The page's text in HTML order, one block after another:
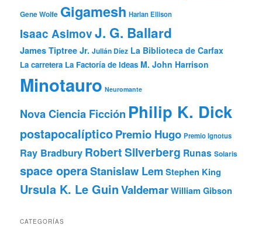
Gene Wolfe Gigamesh Harlan Ellison
Isaac AsimovJ. G. Ballard
James Tiptree Jr. Julián Díez La Biblioteca de Carfax
La carretera La Factoría de Ideas M. John Harrison
Minotauro Neuromante
Nova Ciencia Ficción Philip K. Dick
postapocalípticoPremio Hugo Premio Ignotus
Ray Bradbury Robert Silverberg Runas Solaris
space operaStanislaw Lem Stephen King
Ursula K. Le GuinValdemarWilliam Gibson
CATEGORÍAS